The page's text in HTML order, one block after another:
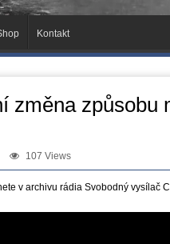
Kontakt
změna způsobu
107 Views
v archivu rádia Svobodný vysílač